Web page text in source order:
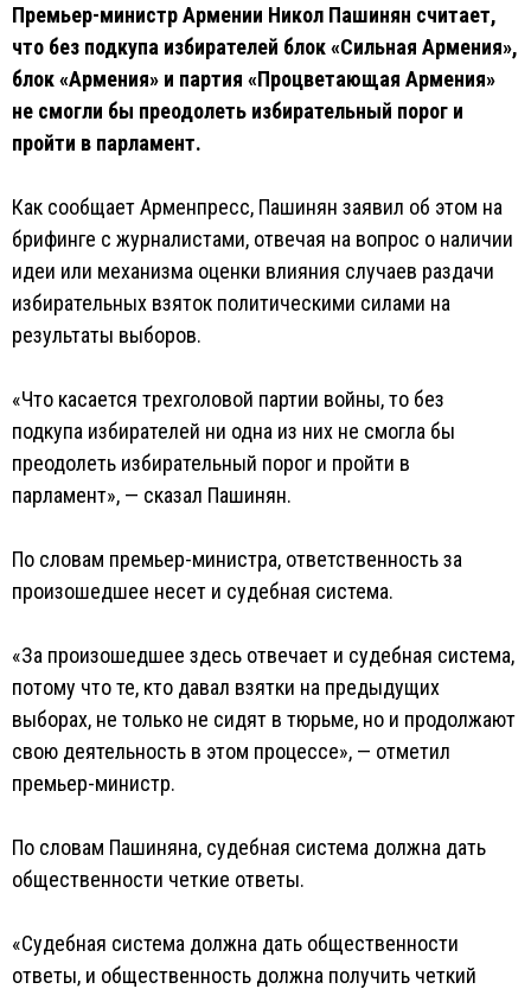
Премьер-министр Армении Никол Пашинян считает,
что без подкупа избирателей блок «Сильная Армения»,
блок «Армения» и партия «Процветающая Армения»
не смогли бы преодолеть избирательный порог и
пройти в парламент.
Как сообщает Арменпресс, Пашинян заявил об этом на
брифинге с журналистами, отвечая на вопрос о наличии
идеи или механизма оценки влияния случаев раздачи
избирательных взяток политическими силами на
результаты выборов.
«Что касается трехголовой партии войны, то без
подкупа избирателей ни одна из них не смогла бы
преодолеть избирательный порог и пройти в
парламент», — сказал Пашинян.
По словам премьер-министра, ответственность за
произошедшее несет и судебная система.
«За произошедшее здесь отвечает и судебная система,
потому что те, кто давал взятки на предыдущих
выборах, не только не сидят в тюрьме, но и продолжают
свою деятельность в этом процессе», — отметил
премьер-министр.
По словам Пашиняна, судебная система должна дать
общественности четкие ответы.
«Судебная система должна дать общественности
ответы, и общественность должна получить четкий